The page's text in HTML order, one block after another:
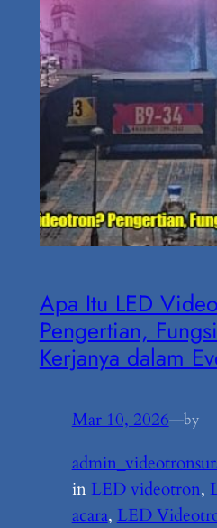
Apa Itu LED
Pengertian,
Kerjanya dalam
Mar 10, 2026—by
in LED videotron,
acara, LED